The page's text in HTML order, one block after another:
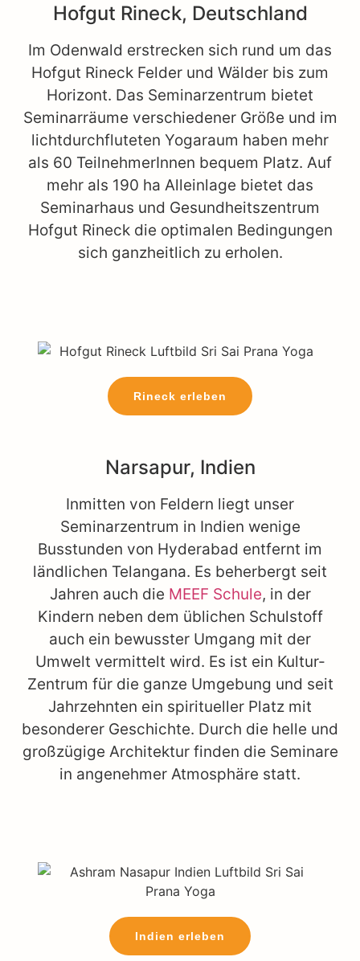
Hofgut Rineck, Deutschland
Im Odenwald erstrecken sich rund um das
Hofgut Rineck Felder und Wälder bis zum
Horizont. Das Seminarzentrum bietet
Seminarräume verschiedener Größe und im
lichtdurchfluteten Yogaraum haben mehr
als 60 TeilnehmerInnen bequem Platz. Auf
mehr als 190 ha Alleinlage bietet das
Seminarhaus und Gesundheitszentrum
Hofgut Rineck die optimalen Bedingungen
sich ganzheitlich zu erholen.
Rineck erleben
Narsapur, Indien
Inmitten von Feldern liegt unser
Seminarzentrum in Indien wenige
Busstunden von Hyderabad entfernt im
ländlichen Telangana. Es beherbergt seit
Jahren auch die MEEF Schule, in der
Kindern neben dem üblichen Schulstoff
auch ein bewusster Umgang mit der
Umwelt vermittelt wird. Es ist ein Kultur-
Zentrum für die ganze Umgebung und seit
Jahrzehnten ein spiritueller Platz mit
besonderer Geschichte. Durch die helle und
großzügige Architektur finden die Seminare
in angenehmer Atmosphäre statt.
Indien erleben